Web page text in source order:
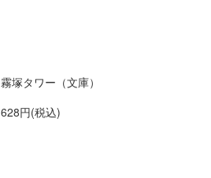
霧塚タワー（文庫）
628円(税込)